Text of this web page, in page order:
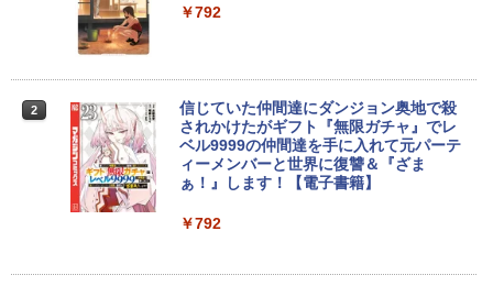
Anker Soundcore P31i ブラック
Anker Soundcore Liberty 5 ミッドナイトブ
ラック
BRUCE WAYNE feat. Flo Milli, ATL Jacob
On My Road (Stadium ver.)
￥250
by Amazon 天然水 ラベルレス 500ml ×24本
￥1,380
by Amazon 天然水ラベルレス 2L×9本
異世界居酒屋「のぶ」(22) (角川コミックス・
ONE PIECE モノクロ版 115 (ジャンプコミッ
クスDIGITAL)
￥792
2
信じていた仲間達にダンジョン奥地で殺
されかけたがギフト『無限ガチャ』でレ
ベル9999の仲間達を手に入れて元パーテ
ィーメンバーと世界に復讐＆『ざま
ぁ！』します！【電子書籍】
￥792